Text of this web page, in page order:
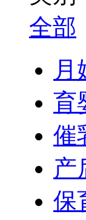
全部
月
育
催
产
保